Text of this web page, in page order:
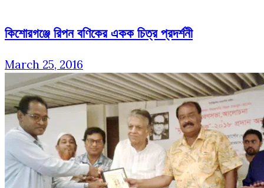
কিশোরগঞ্জে রিপন বণিকের একক চিত্র প্রদর্শনী
March 25, 2016